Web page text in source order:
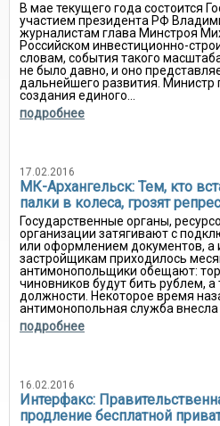
В мае текущего года состоится
участием президента РФ
журналистам глава Минстроя
Российском инвестиционно-
словам, события такого
не было давно, и оно
дальнейшего развития. Министр
создания единого...
подробнее
17.02.2016
МК-Архангельск: Тем, кто
палки в колеса, грозят
Государственные органы,
организации затягивают с
или оформлением документов, а
застройщикам приходилось
антимонопольщики обещают:
чиновников будут бить рублем, а
должности. Некоторое время
антимонопольная служба внесла
подробнее
16.02.2016
Интерфакс:
продление бесплатной